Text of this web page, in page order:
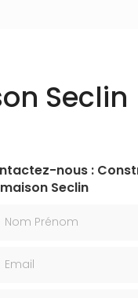
Seclin
nous :
Seclin